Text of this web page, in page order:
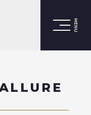
MENU